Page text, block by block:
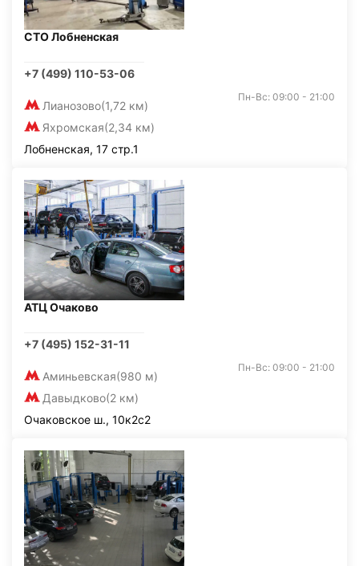
СТО Лобненская
+7 (499) 110-53-06
Лианозово(1,72 км)
Яхромская(2,34 км)
Пн-Вс: 09:00 - 21:00
Лобненская, 17 стр.1
АТЦ Очаково
+7 (495) 152-31-11
Аминьевская(980 м)
Давыдково(2 км)
Пн-Вс: 09:00 - 21:00
Очаковское ш., 10к2с2